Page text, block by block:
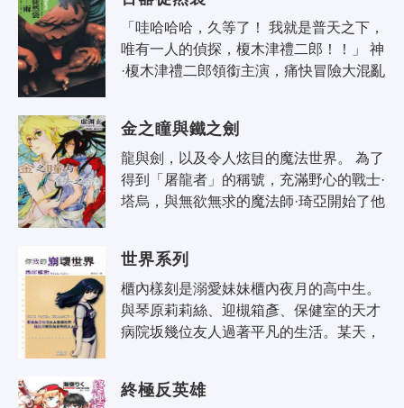
「哇哈哈哈，久等了！ 我就是普天之下，
唯有一人的偵探，榎木津禮二郎！！」 神
·榎木津禮二郎領銜主演，痛快冒險大混亂
金之瞳與鐵之劍
龍與劍，以及令人炫目的魔法世界。 為了
得到「屠龍者」的稱號，充滿野心的戰士·
塔烏，與無欲無求的魔法師·琦亞開始了他
世界系列
櫃內樣刻是溺愛妹妹櫃內夜月的高中生。
與琴原莉莉絲、迎槻箱彥、保健室的天才
病院坂幾位友人過著平凡的生活。某天，
終極反英雄